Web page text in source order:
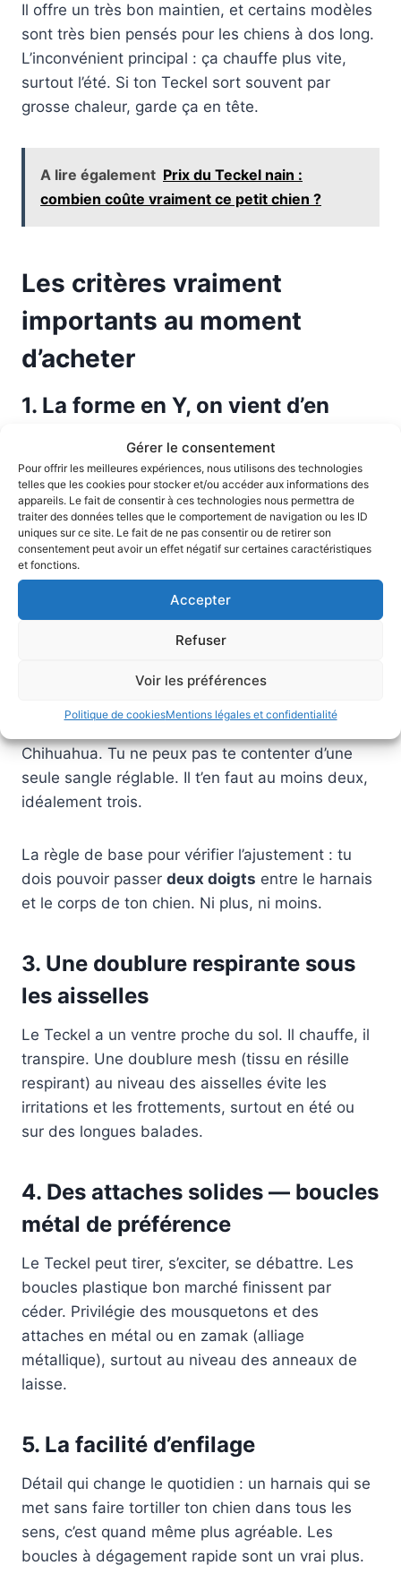
Gérer le consentement
Pour offrir les meilleures expériences, nous utilisons des technologies
telles que les cookies pour stocker et/ou accéder aux informations des
appareils. Le fait de consentir à ces technologies nous permettra de
traiter des données telles que le comportement de navigation ou les ID
uniques sur ce site. Le fait de ne pas consentir ou de retirer son
consentement peut avoir un effet négatif sur certaines caractéristiques
et fonctions.
Accepter
Refuser
Voir les préférences
Politique de cookiesMentions légales et confidentialité
Il offre un très bon maintien, et certains modèles
sont très bien pensés pour les chiens à dos long.
L’inconvénient principal : ça chauffe plus vite,
surtout l’été. Si ton Teckel sort souvent par
grosse chaleur, garde ça en tête.
A lire également Prix du Teckel nain :
combien coûte vraiment ce petit chien ?
Les critères vraiment
importants au moment
d’acheter
1. La forme en Y, on vient d’en
parler — mais vérifie vraiment
Il y a des harnais qui se disent « en Y » et qui n’en
sont pas vraiment. Regarde la photo de face : la
sangle avant doit former un V claire, sans aucune
partie horizontale qui barre le devant du cou.
2. Minimum deux sangles
réglables (cou + poitrine)
Le Teckel a une morphologie bizarre : son tour de
cou et son tour de poitrine ne sont pas dans les
Chihuahua. Tu ne peux pas te contenter d’une
seule sangle réglable. Il t’en faut au moins deux,
idéalement trois.
La règle de base pour vérifier l’ajustement : tu
dois pouvoir passer deux doigts entre le harnais
et le corps de ton chien. Ni plus, ni moins.
3. Une doublure respirante sous
les aisselles
Le Teckel a un ventre proche du sol. Il chauffe, il
transpire. Une doublure mesh (tissu en résille
respirant) au niveau des aisselles évite les
irritations et les frottements, surtout en été ou
sur des longues balades.
4. Des attaches solides — boucles
métal de préférence
Le Teckel peut tirer, s’exciter, se débattre. Les
boucles plastique bon marché finissent par
céder. Privilégie des mousquetons et des
attaches en métal ou en zamak (alliage
métallique), surtout au niveau des anneaux de
laisse.
5. La facilité d’enfilage
Détail qui change le quotidien : un harnais qui se
met sans faire tortiller ton chien dans tous les
sens, c’est quand même plus agréable. Les
boucles à dégagement rapide sont un vrai plus.